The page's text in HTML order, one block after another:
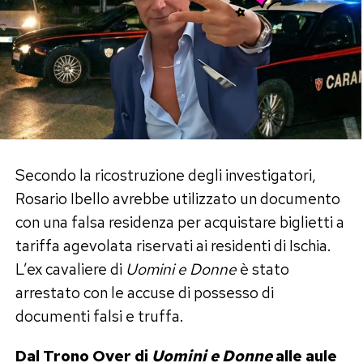
a distanza.
L’attore segue la premier anche sui social e non
ha mai nascosto la propria stima nei suoi
confronti. Una posizione che, soprattutto nel
mondo dello spettacolo, gli è costata critiche e
Già ospite diBelve, Morrone aveva raccontato
di percepire pregiudizi nei confronti di chi
esprime idee politiche diverse da quelle
considerate prevalenti nell’ambiente artistico,
sostenendo di aver pagato personalmente
questa scelta.
Le polemiche sulle idee politiche
Secondo la ricostruzione degli investigatori,
Rosario Ibello avrebbe utilizzato un documento
con una falsa residenza per acquistare biglietti a
tariffa agevolata riservati ai residenti di Ischia.
L’ex cavaliere di Uomini e Donneè stato
arrestato con le accuse di possesso di
documenti falsi e truffa.
Dal Trono Over di Uomini e Donnealle aule